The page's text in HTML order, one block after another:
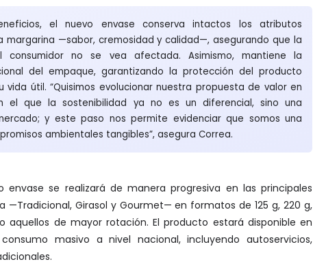
el nuevo envase conserva intactos los atributos
margarina —sabor, cremosidad y calidad—, asegurando que la
consumidor no se vea afectada. Asimismo, mantiene la
del empaque, garantizando la protección del producto
vida útil. “Quisimos evolucionar nuestra propuesta de valor en
el que la sostenibilidad ya no es un diferencial, sino una
y este paso nos permite evidenciar que somos una
ambientales tangibles”, asegura Correa.
envase se realizará de manera progresiva en las principales
—Tradicional, Girasol y Gourmet— en formatos de 125 g, 220 g,
aquellos de mayor rotación. El producto estará disponible en
masivo a nivel nacional, incluyendo autoservicios,